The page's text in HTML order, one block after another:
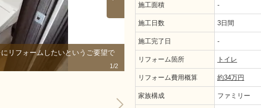
リフォームしたいというご要望で
1/2
床と壁紙もお客様のご希望のデザイン
施工面積 -
施工日数 3日間
施工完了日 -
リフォーム箇所 トイレ
リフォーム費用概算 約34万円
家族構成 ファミリー